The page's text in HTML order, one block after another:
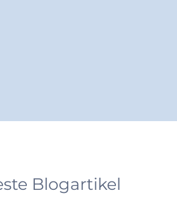
Blogartikel